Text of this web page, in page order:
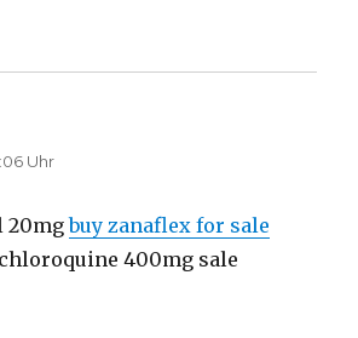
Uhr
20mgbuy zanaflex for sale
400mg sale